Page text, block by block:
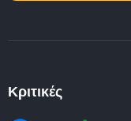
Κριτικές